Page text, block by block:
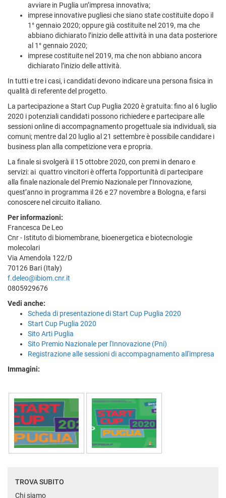
avviare in Puglia un’impresa innovativa;
imprese innovative pugliesi che siano state costituite dopo il
1° gennaio 2020; oppure già costituite nel 2019, ma che
abbiano dichiarato l’inizio delle attività in una data posteriore
al 1° gennaio 2020;
imprese costituite nel 2019, ma che non abbiano ancora
dichiarato l’inizio delle attività.
In tutti e tre i casi, i candidati devono indicare una persona fisica in
qualità di referente del progetto.
La partecipazione a Start Cup Puglia 2020 è gratuita: fino al 6 luglio
2020 i potenziali candidati possono richiedere e partecipare alle
sessioni online di accompagnamento progettuale sia individuali, sia
comuni; mentre dal 20 luglio al 21 settembreè possibile candidare i
business plan alla competizione vera e propria.
La finale si svolgerà il 15 ottobre 2020, con premi in denaro e
servizi: ai quattro vincitori è offerta l’opportunità di partecipare
alla finale nazionale del Premio Nazionale per l’Innovazione,
quest’anno in programma il 26 e 27 novembre a Bologna, e farsi
conoscere nel circuito italiano.
Per informazioni:
Francesca De Leo
Cnr - Istituto di biomembrane, bioenergetica e biotecnologie
molecolari
Via Amendola 122/D
70126 Bari (Italy)
f.deleo@ibiom.cnr.it
0805929676
Vedi anche:
Scheda di presentazione di Start Cup Puglia 2020
Start Cup Puglia 2020
Sito Arti Puglia
Sito Premio Nazionale per l'Innovazione (Pni)
Registrazione alle sessioni di accompagnamento all'impresa
Immagini:
TROVA SUBITO
Chi siamo